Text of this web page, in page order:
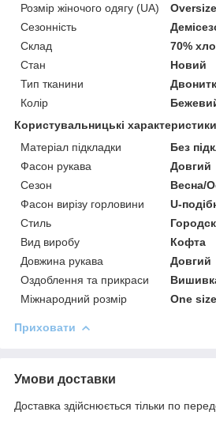
Розмір жіночого одягу (UA)
Oversize
Сезонність
Склад
70%
Стан
Новий
Тип тканини
Колір
Користувальницькі характеристики
Матеріал підкладки
Без
Фасон рукава
Довгий
Сезон
Весна/
Фасон вирізу горловини
U-
Стиль
Вид виробу
Кофта
Довжина рукава
Довгий
Оздоблення та прикраси
Міжнародний розмір
One size
Приховати
Умови доставки
Доставка здійснюється тільки по